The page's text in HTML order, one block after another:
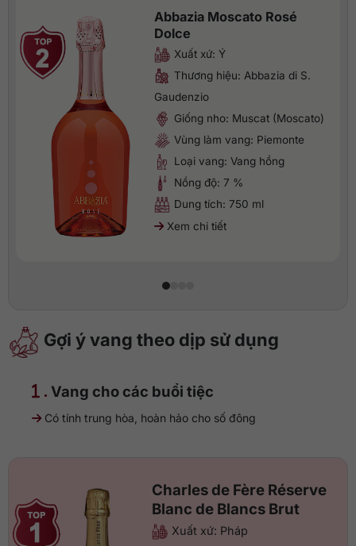
Abbazia Moscato Rosé
Dolce
Xuất xứ: Ý
Thương hiệu: Abbazia di S.
Gaudenzio
Giống nho: Muscat (Moscato)
Vùng làm vang: Piemonte
Loại vang: Vang hồng
Nồng độ: 7 %
Dung tích: 750 ml
Xem chi tiết
Gợi ý vang theo dịp sử dụng
. Vang cho các buổi tiệc
Có tính trung hòa, hoàn hảo cho số đông
Charles de Fère Réserve
Blanc de Blancs Brut
Xuất xứ: Pháp